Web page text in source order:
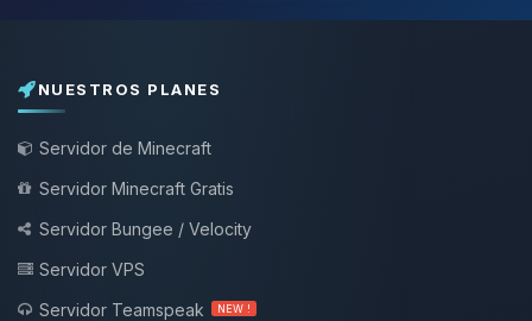
NUESTROS PLANES
Servidor de Minecraft
Servidor Minecraft Gratis
Servidor Bungee / Velocity
Servidor VPS
Servidor Teamspeak
NEW !